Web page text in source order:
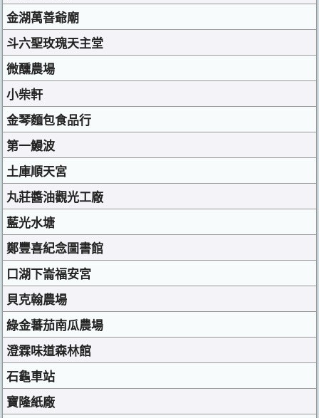
金湖萬善爺廟
斗六聖玫瑰天主堂
微醺農場
小柴軒
金琴麵包食品行
第一鰻波
土庫順天宮
丸莊醬油觀光工廠
藍光水塘
鄭豐喜紀念圖書館
口湖下崙福安宮
貝克翰農場
綠金蕃茄南瓜農場
澄霖味道森林館
石龜車站
寶隆紙廠